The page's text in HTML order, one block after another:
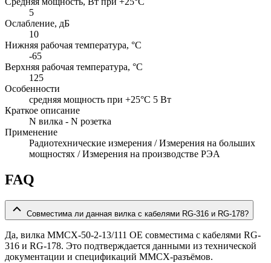
5
Ослабление, дБ
10
Нижняя рабочая температура, °C
-65
Верхняя рабочая температура, °C
125
Особенности
cредняя мощность при +25°C 5 Вт
Краткое описание
N вилка - N розетка
Применение
Радиотехнические измерения / Измерения на больших
мощностях / Измерения на производстве РЭА
FAQ
Совместима ли данная вилка с кабелями RG-316 и RG-178?
Да, вилка MMCX-50-2-13/111 OE совместима с кабелями RG-
316 и RG-178. Это подтверждается данными из технической
документации и спецификаций MMCX-разъёмов.